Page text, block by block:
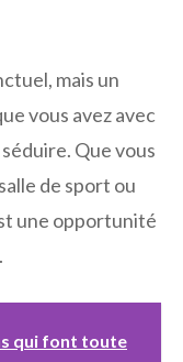
mais un
vous avez avec
Que vous
de sport ou
une opportunité
.
qui font toute